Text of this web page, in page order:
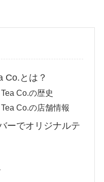
Co.とは？
Co.の歴史
Co.の店舗情報
ーでオリジナルテ